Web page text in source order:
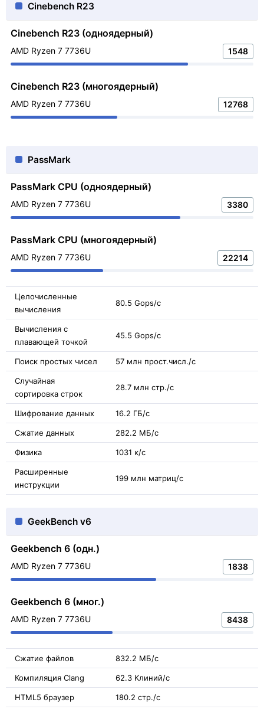
Cinebench R23
Cinebench R23 (одноядерный)
AMD Ryzen 7 7736U 1548
Cinebench R23 (многоядерный)
AMD Ryzen 7 7736U 12768
PassMark
PassMark CPU (одноядерный)
AMD Ryzen 7 7736U 3380
PassMark CPU (многоядерный)
AMD Ryzen 7 7736U 22214
Целочисленные
вычисления
80.5 Gops/с
Вычисления с
плавающей точкой
45.5 Gops/с
Поиск простых чисел 57 млн прост.числ./с
Случайная
сортировка строк
28.7 млн стр./с
Шифрование данных 16.2 ГБ/с
Сжатие данных 282.2 МБ/с
Физика 1031 к/с
Расширенные
инструкции
199 млн матриц/с
GeekBench v6
Geekbench 6 (одн.)
AMD Ryzen 7 7736U 1838
Geekbench 6 (мног.)
AMD Ryzen 7 7736U 8438
Сжатие файлов 832.2 МБ/с
Компиляция Clang 62.3 Kлиний/с
HTML5 браузер 180.2 стр./с